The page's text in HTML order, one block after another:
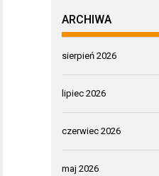
ARCHIWA
sierpień 2026
lipiec 2026
czerwiec 2026
maj 2026